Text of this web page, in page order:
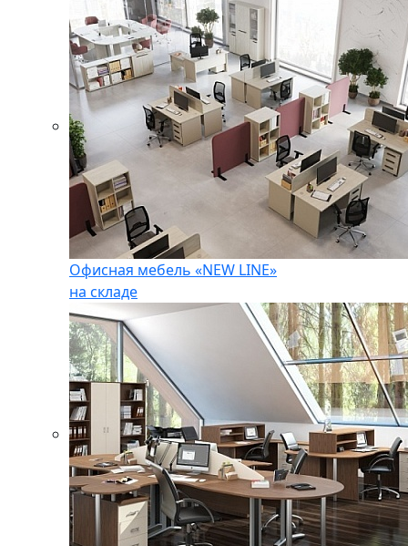
Офисная мебель «NEW LINE»
на складе